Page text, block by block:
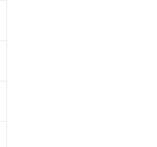
は出荷製品に未対応品が
り、2022年1月12日よ